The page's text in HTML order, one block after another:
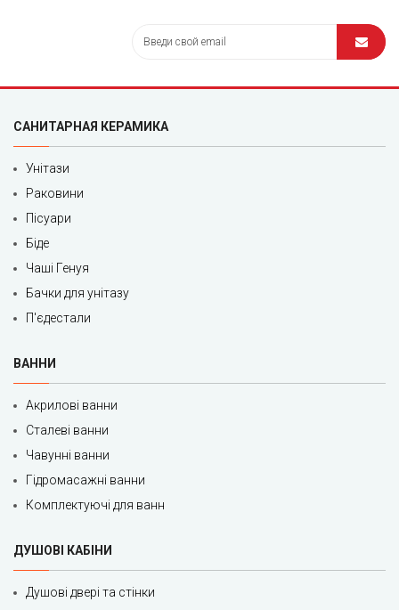
САНИТАРНАЯ КЕРАМИКА
Унітази
Раковини
Пісуари
Біде
Чаші Генуя
Бачки для унітазу
П'єдестали
ВАННИ
Акрилові ванни
Сталеві ванни
Чавунні ванни
Гідромасажні ванни
Комплектуючі для ванн
ДУШОВІ КАБІНИ
Душові двері та стінки